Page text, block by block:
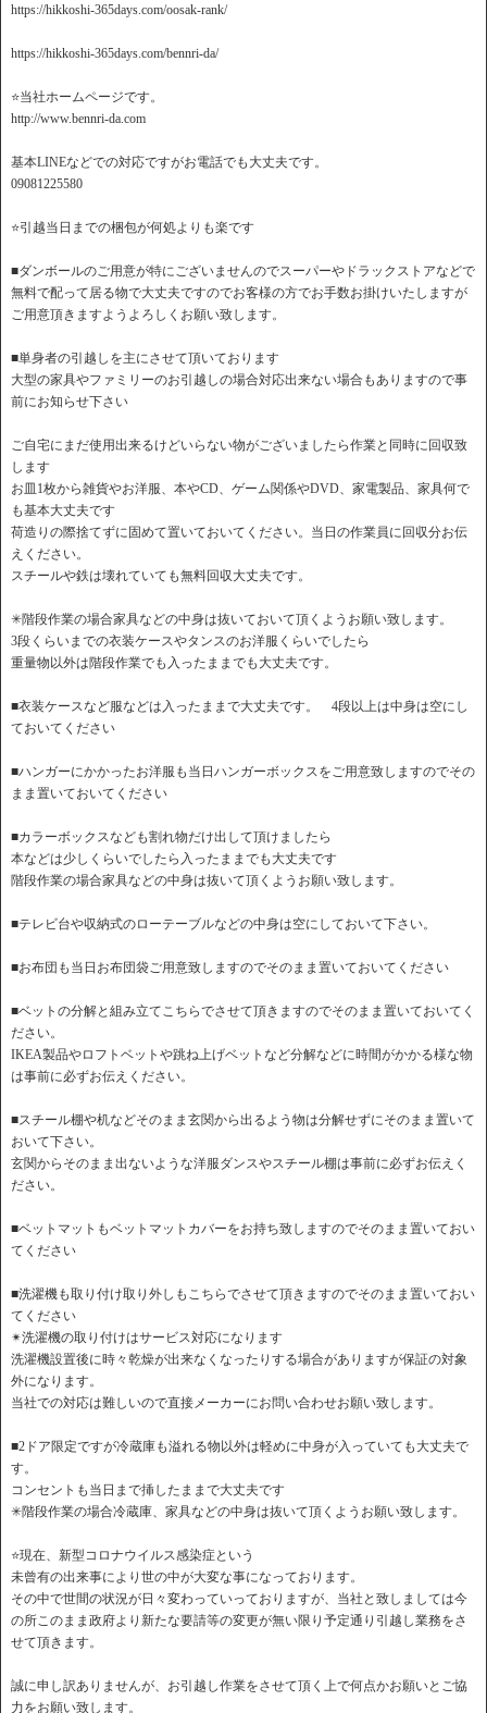
https://hikkoshi-365days.com/oosak-rank/
https://hikkoshi-365days.com/bennri-da/
⭐️当社ホームページです。
http://www.bennri-da.com
基本LINEなどでの対応ですがお電話でも大丈夫です。
09081225580
⭐️引越当日までの梱包が何処よりも楽です
■ダンボールのご用意が特にございませんのでスーパーやドラックストアなどで
無料で配って居る物で大丈夫ですのでお客様の方でお手数お掛けいたしますが
ご用意頂きますようよろしくお願い致します。
■単身者の引越しを主にさせて頂いております
大型の家具やファミリーのお引越しの場合対応出来ない場合もありますので事
前にお知らせ下さい
ご自宅にまだ使用出来るけどいらない物がございましたら作業と同時に回収致
します
お皿1枚から雑貨やお洋服、本やCD、ゲーム関係やDVD、家電製品、家具何で
も基本大丈夫です
荷造りの際捨てずに固めて置いておいてください。当日の作業員に回収分お伝
えください。
スチールや鉄は壊れていても無料回収大丈夫です。
✳︎階段作業の場合家具などの中身は抜いておいて頂くようお願い致します。
3段くらいまでの衣装ケースやタンスのお洋服くらいでしたら
重量物以外は階段作業でも入ったままでも大丈夫です。
■衣装ケースなど服などは入ったままで大丈夫です。 4段以上は中身は空にし
ておいてください
■ハンガーにかかったお洋服も当日ハンガーボックスをご用意致しますのでその
まま置いておいてください
■カラーボックスなども割れ物だけ出して頂けましたら
本などは少しくらいでしたら入ったままでも大丈夫です
階段作業の場合家具などの中身は抜いて頂くようお願い致します。
■テレビ台や収納式のローテーブルなどの中身は空にしておいて下さい。
■お布団も当日お布団袋ご用意致しますのでそのまま置いておいてください
■ベットの分解と組み立てこちらでさせて頂きますのでそのまま置いておいてく
ださい。
IKEA製品やロフトベットや跳ね上げベットなど分解などに時間がかかる様な物
は事前に必ずお伝えください。
■スチール棚や机などそのまま玄関から出るよう物は分解せずにそのまま置いて
おいて下さい。
玄関からそのまま出ないような洋服ダンスやスチール棚は事前に必ずお伝えく
ださい。
■ベットマットもベットマットカバーをお持ち致しますのでそのまま置いておい
てください
■洗濯機も取り付け取り外しもこちらでさせて頂きますのでそのまま置いておい
てください
✴︎洗濯機の取り付けはサービス対応になります
洗濯機設置後に時々乾燥が出来なくなったりする場合がありますが保証の対象
外になります。
当社での対応は難しいので直接メーカーにお問い合わせお願い致します。
■2ドア限定ですが冷蔵庫も溢れる物以外は軽めに中身が入っていても大丈夫で
す。
コンセントも当日まで挿したままで大丈夫です
✳︎階段作業の場合冷蔵庫、家具などの中身は抜いて頂くようお願い致します。
⭐️現在、新型コロナウイルス感染症という
未曾有の出来事により世の中が大変な事になっております。
その中で世間の状況が日々変わっていっておりますが、当社と致しましては今
の所このまま政府より新たな要請等の変更が無い限り予定通り引越し業務をさ
せて頂きます。
誠に申し訳ありませんが、お引越し作業をさせて頂く上で何点かお願いとご協
力をお願い致します。